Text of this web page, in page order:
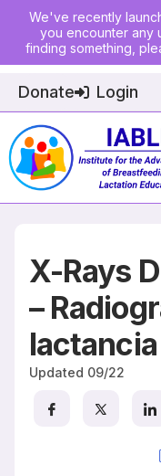
We've recently
you encounter any
finding something,
Donate Login
Home
Physician Ed
Join
Events
X-Rays
–
lactancia
Updated 09/22